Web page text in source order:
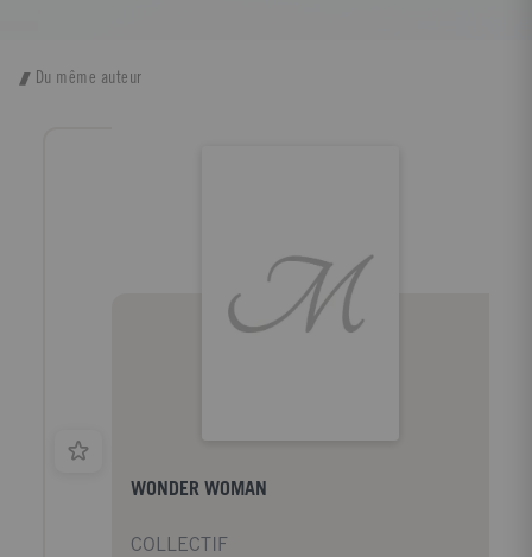
Du même auteur
WONDER WOMAN
COLLECTIF